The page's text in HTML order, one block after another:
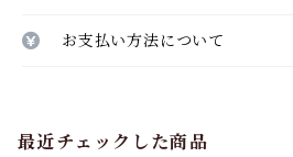
お支払い方法について
最近チェックした商品